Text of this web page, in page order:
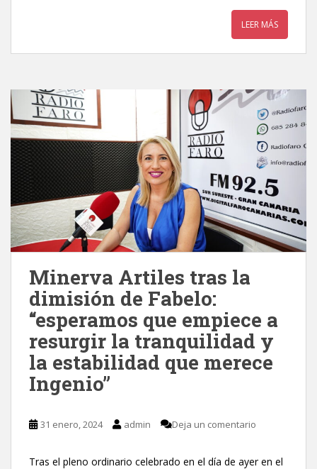
LEER MÁS
Minerva Artiles tras la
dimisión de Fabelo:
“esperamos que empiece a
resurgir la tranquilidad y
la estabilidad que merece
Ingenio”
31 enero, 2024 admin Deja un comentario
Tras el pleno ordinario celebrado en el día de ayer en el